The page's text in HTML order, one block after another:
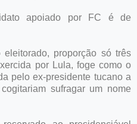
apoiado por FC é de
proporção só três
por Lula, foge como o
pelo ex-presidente tucano a
sufragar um nome